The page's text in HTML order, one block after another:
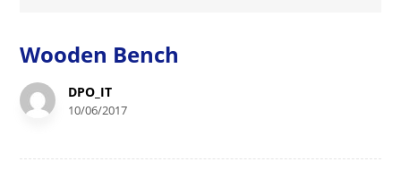
Wooden Bench
DPO_IT
10/06/2017